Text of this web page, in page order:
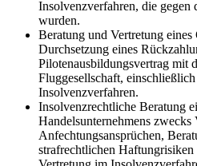
Insolvenzverfahren, die gegen
wurden.
Beratung und Vertretung eines
Durchsetzung eines
Pilotenausbildungsvertrag mit
Fluggesellschaft,
Insolvenzverfahren.
Insolvenzrechtliche Beratung
Handelsunternehmens zwecks
Anfechtungsansprüchen,
strafrechtlichen